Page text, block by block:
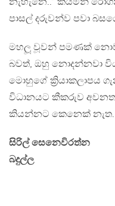
නැහැනෙ..” කියමින්
පාසල් දරුවන්ව පවා
මහලූ වූවන් පමණක්
බවත්, ඔහු නොදන්නවා
මොහුගේ ක්‍රියාකලාපය
විධානයට කීකරුව
කියන්නට කෙනෙක් නැත.
සිරිල් සෙනෙවිරත්න
බදුල්ල